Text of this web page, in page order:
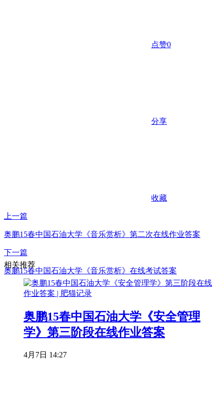
点赞0
分享
收藏
上一篇
奥鹏15春中国石油大学《音乐赏析》第二次在线作业答案
下一篇
奥鹏15春中国石油大学《音乐赏析》在线考试答案
相关推荐
奥鹏15春中国石油大学《安全管理
学》第三阶段在线作业答案
4月7日 14:27